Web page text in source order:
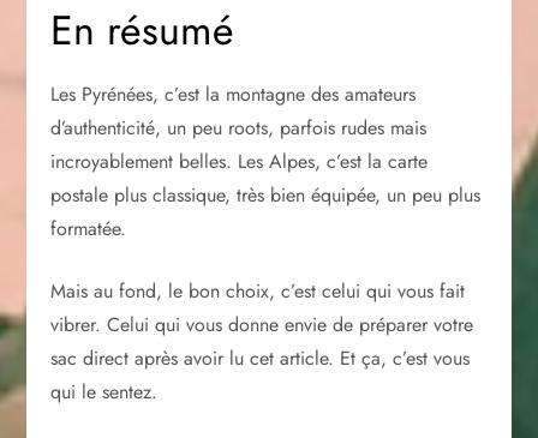
En résumé
Les Pyrénées, c’est la montagne des amateurs
d’authenticité, un peu roots, parfois rudes mais
incroyablement belles. Les Alpes, c’est la carte
postale plus classique, très bien équipée, un peu plus
formatée.
Mais au fond, le bon choix, c’est celui qui vous fait
vibrer. Celui qui vous donne envie de préparer votre
sac direct après avoir lu cet article. Et ça, c’est vous
qui le sentez.